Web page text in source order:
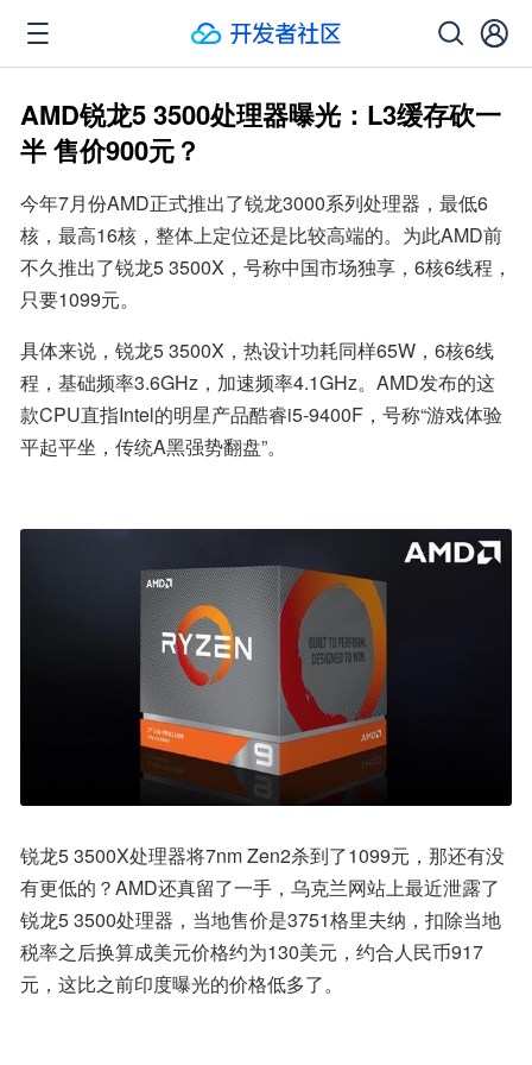
AMD锐龙5 3500处理器曝光：L3缓存砍一
半 售价900元？
今年7月份AMD正式推出了锐龙3000系列处理器，最低6
核，最高16核，整体上定位还是比较高端的。为此AMD前
不久推出了锐龙5 3500X，号称中国市场独享，6核6线程，
只要1099元。
具体来说，锐龙5 3500X，热设计功耗同样65W，6核6线
程，基础频率3.6GHz，加速频率4.1GHz。AMD发布的这
款CPU直指Intel的明星产品酷睿i5-9400F，号称“游戏体验
平起平坐，传统A黑强势翻盘”。
锐龙5 3500X处理器将7nm Zen2杀到了1099元，那还有没
有更低的？AMD还真留了一手，乌克兰网站上最近泄露了
锐龙5 3500处理器，当地售价是3751格里夫纳，扣除当地
税率之后换算成美元价格约为130美元，约合人民币917
元，这比之前印度曝光的价格低多了。